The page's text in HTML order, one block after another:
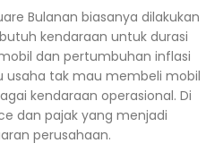
Bulanan biasanya dilakukan
kendaraan untuk durasi
dan pertumbuhan inflasi
usaha tak mau membeli mobil
kendaraan operasional. Di
dan pajak yang menjadi
perusahaan.